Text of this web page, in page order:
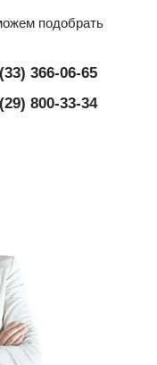
подобрать
(33) 366-06-65
(29) 800-33-34